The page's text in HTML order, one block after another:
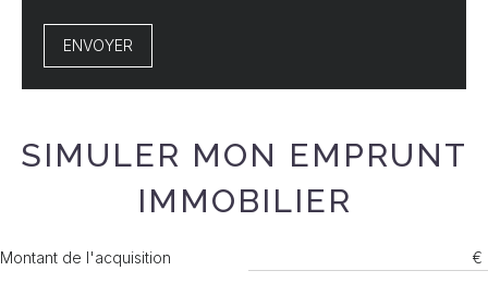
ENVOYER
SIMULER MON EMPRUNT
IMMOBILIER
Montant de l'acquisition
€